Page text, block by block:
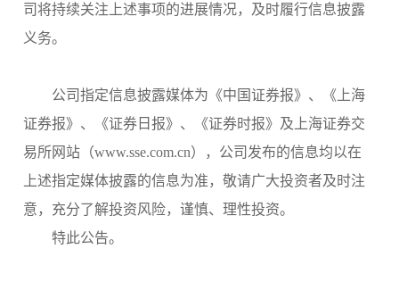
司将持续关注上述事项的进展情况，及时履行信息披露
义务。
公司指定信息披露媒体为《中国证券报》、《上海
证券报》、《证券日报》、《证券时报》及上海证券交
易所网站（www.sse.com.cn），公司发布的信息均以在
上述指定媒体披露的信息为准，敬请广大投资者及时注
意，充分了解投资风险，谨慎、理性投资。
特此公告。